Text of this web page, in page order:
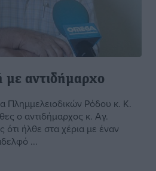
αντιδήμαρχο
Πλημμελειοδικών Ρόδου κ. Κ.
ο αντιδήμαρχος κ. Αγ.
ότι ήλθε στα χέρια με έναν
...